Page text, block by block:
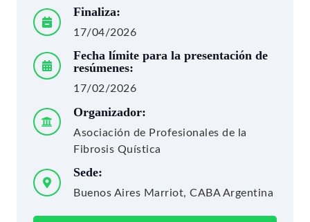
Finaliza:
17/04/2026
Fecha límite para la presentación de
resúmenes:
17/02/2026
Organizador:
Asociación de Profesionales de la
Fibrosis Quística
Sede:
Buenos Aires Marriot, CABA Argentina